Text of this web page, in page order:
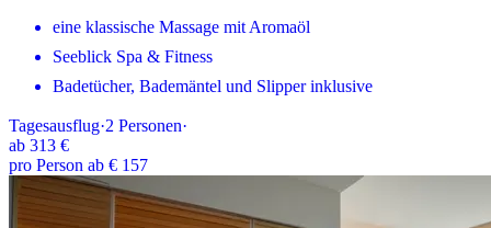
eine klassische Massage mit Aromaöl
Seeblick Spa & Fitness
Badetücher, Bademäntel und Slipper inklusive
Tagesausflug·2 Personen·
ab 313 €
pro Person ab € 157